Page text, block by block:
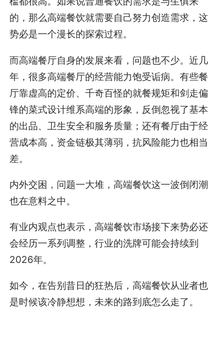
的，那么高端餐饮就需要自己努力创造需求，这
势必是一个漫长的探索过程。
而高端餐厅自身的发展来看，问题也不少。近几
年，很多高端餐厅的经营能力饱受诟病。有些餐
厅靠虚高的定价、千奇百怪的就餐规矩和剑走偏
锋的菜式设计维系高端的形象，反倒忽视了基本
的出品、卫生安全和服务质量；还有餐厅由于经
营成本高，资金链极其薄弱，抗风险能力也相当
差。
内外交困，问题一大堆，高端餐饮这一波倒闭潮
也在意料之中。
有业内观点也表示，高端餐饮市场接下来势必还
会经历一系列调整，行业的洗牌可能会持续到
2026年。
如今，在告别昔日的狂热后，高端餐饮从业者也
是时候该冷静想想，未来的路到底怎么走了。